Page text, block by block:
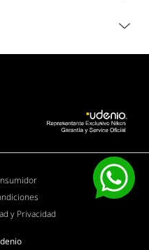
y Privacidad